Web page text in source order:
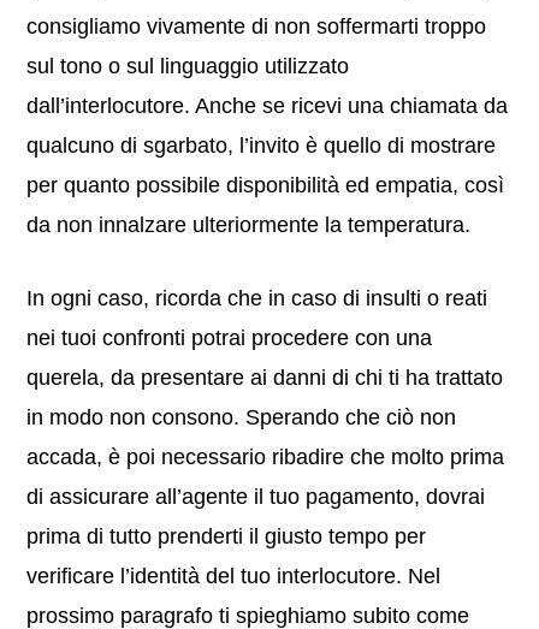
consigliamo vivamente di non soffermarti troppo
sul tono o sul linguaggio utilizzato
dall’interlocutore. Anche se ricevi una chiamata da
qualcuno di sgarbato, l’invito è quello di mostrare
per quanto possibile disponibilità ed empatia, così
da non innalzare ulteriormente la temperatura.
In ogni caso, ricorda che in caso di insulti o reati
nei tuoi confronti potrai procedere con una
querela, da presentare ai danni di chi ti ha trattato
in modo non consono. Sperando che ciò non
accada, è poi necessario ribadire che molto prima
di assicurare all’agente il tuo pagamento, dovrai
prima di tutto prenderti il giusto tempo per
verificare l’identità del tuo interlocutore. Nel
prossimo paragrafo ti spieghiamo subito come